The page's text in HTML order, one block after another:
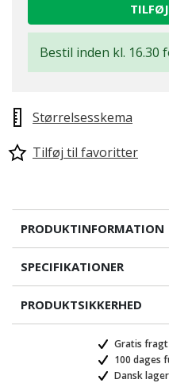
Bestil inden kl. 16.30
Størrelsesskema
Tilføj til favoritter
PRODUKTINFORMATION
SPECIFIKATIONER
PRODUKTSIKKERHED
Gratis fragt
100 dages
Dansk